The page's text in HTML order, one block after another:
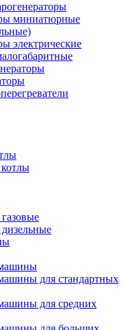
миниатюрные
электрические
для стандартных
для средних